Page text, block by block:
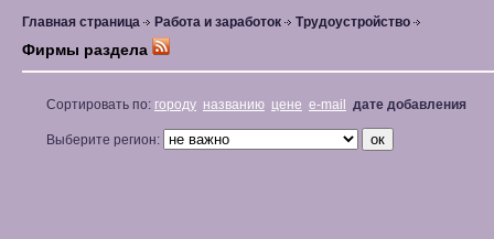
Главная страница Работа и заработок Трудоустройство
Фирмы раздела
Сортировать по: городу названию цене e-mail дате добавления
Выберите регион: